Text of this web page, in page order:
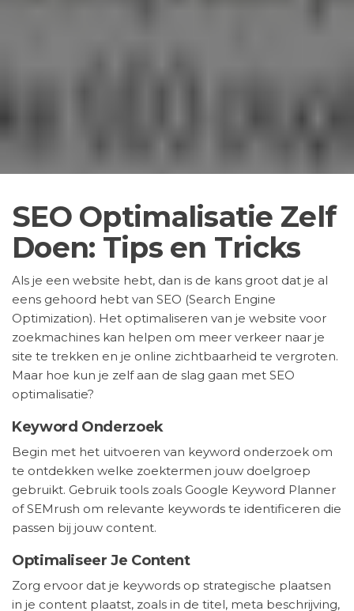
SEO Optimalisatie Zelf
Doen: Tips en Tricks
Als je een website hebt, dan is de kans groot dat je al
eens gehoord hebt van SEO (Search Engine
Optimization). Het optimaliseren van je website voor
zoekmachines kan helpen om meer verkeer naar je
site te trekken en je online zichtbaarheid te vergroten.
Maar hoe kun je zelf aan de slag gaan met SEO
optimalisatie?
Keyword Onderzoek
Begin met het uitvoeren van keyword onderzoek om
te ontdekken welke zoektermen jouw doelgroep
gebruikt. Gebruik tools zoals Google Keyword Planner
of SEMrush om relevante keywords te identificeren die
passen bij jouw content.
Optimaliseer Je Content
Zorg ervoor dat je keywords op strategische plaatsen
in je content plaatst, zoals in de titel, meta beschrijving,